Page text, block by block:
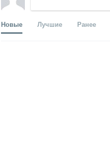
Новые Лучшие Ранее